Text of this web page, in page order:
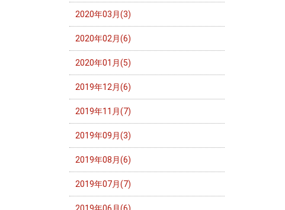
2020年03月(3)
2020年02月(6)
2020年01月(5)
2019年12月(6)
2019年11月(7)
2019年09月(3)
2019年08月(6)
2019年07月(7)